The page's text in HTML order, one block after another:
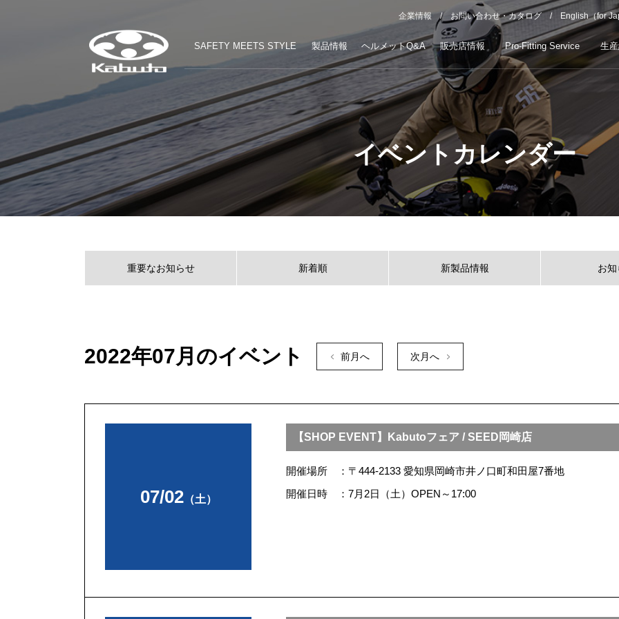
企業情報 お問い合わせ・カタログ English（for
SAFETY MEETS STYLE 製品情報 ヘルメットQ&A 販売店情報 Pro-Fitting Service 生
イベントカレンダー
重要なお知らせ 新着順 新製品情報 お
2022年07月のイベント 前月へ 次月へ
07/02（土）
【SHOP EVENT】Kabutoフェア / SEED岡崎店
開催場所
〒444-2133 愛知県岡崎市井ノ口町和田屋7番地
開催日時
7月2日（土）OPEN～17:00